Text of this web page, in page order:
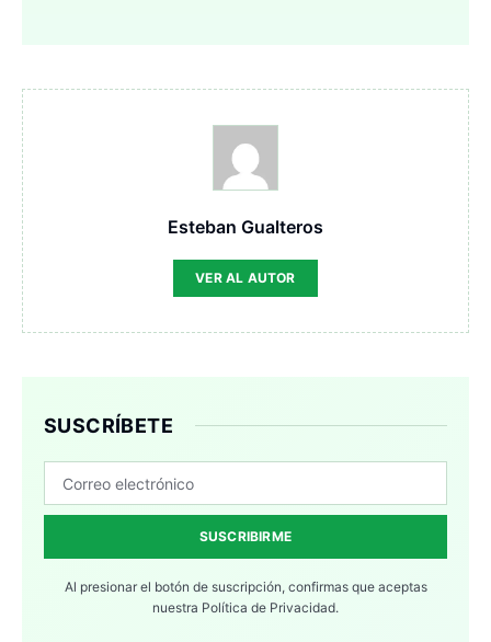
Esteban Gualteros
VER AL AUTOR
SUSCRÍBETE
SUSCRIBIRME
Al presionar el botón de suscripción, confirmas que aceptas
nuestra Política de Privacidad.